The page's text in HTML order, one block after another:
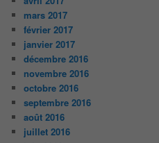
mars 2017
février 2017
janvier 2017
décembre 2016
novembre 2016
octobre 2016
septembre 2016
août 2016
juillet 2016